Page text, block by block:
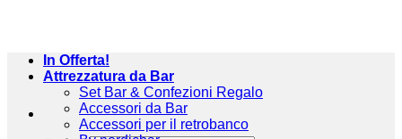
In Offerta!
Attrezzatura da Bar
Set Bar & Confezioni Regalo
Accessori da Bar
Accessori per il retrobanco